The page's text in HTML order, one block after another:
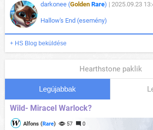
darkonee (Golden Rare) | 2025.09.23
Hallow's End (esemény)
+ HS Blog beküldése
Hearthstone paklik
Legújabbak
Wild- Miracel Warlock?
Alfons (Rare) 57 0